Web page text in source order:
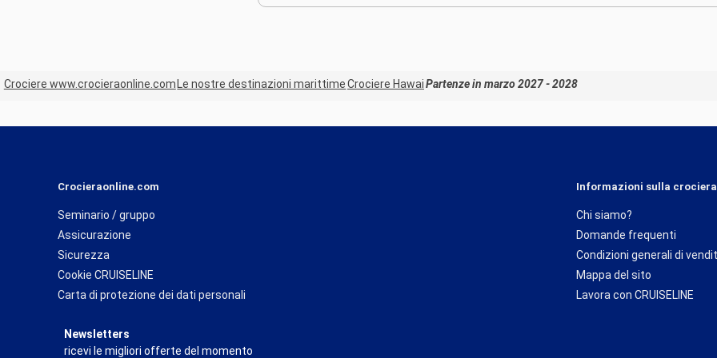
Crociere www.crocieraonline.com Le nostre destinazioni marittimeCrociere HawaiPartenze in marzo 2027 - 2028
Crocieraonline.com
Seminario / gruppo
Assicurazione
Sicurezza
Cookie CRUISELINE
Carta di protezione dei dati personali
Informazioni sulla crociera
Chi siamo?
Domande frequenti
Condizioni generali di
Mappa del sito
Lavora con CRUISELINE
Newsletters
ricevi le migliori offerte del momento